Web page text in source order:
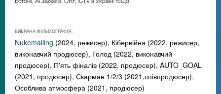
ВИБРАНА ФІЛЬМОГРАФІЯ:
Nukemailing (2024, режисер), Кібервійна (2022, режисер,
виконавчий продюсер), Голод (2022, виконавчий
продюсер), П'ять фіналів (2022, продюсер), AUTO_GOAL
(2021, продюсер), Скарман 1/2/3 (2021,співпродюсер),
Особлива атмосфера (2021, продюсер)